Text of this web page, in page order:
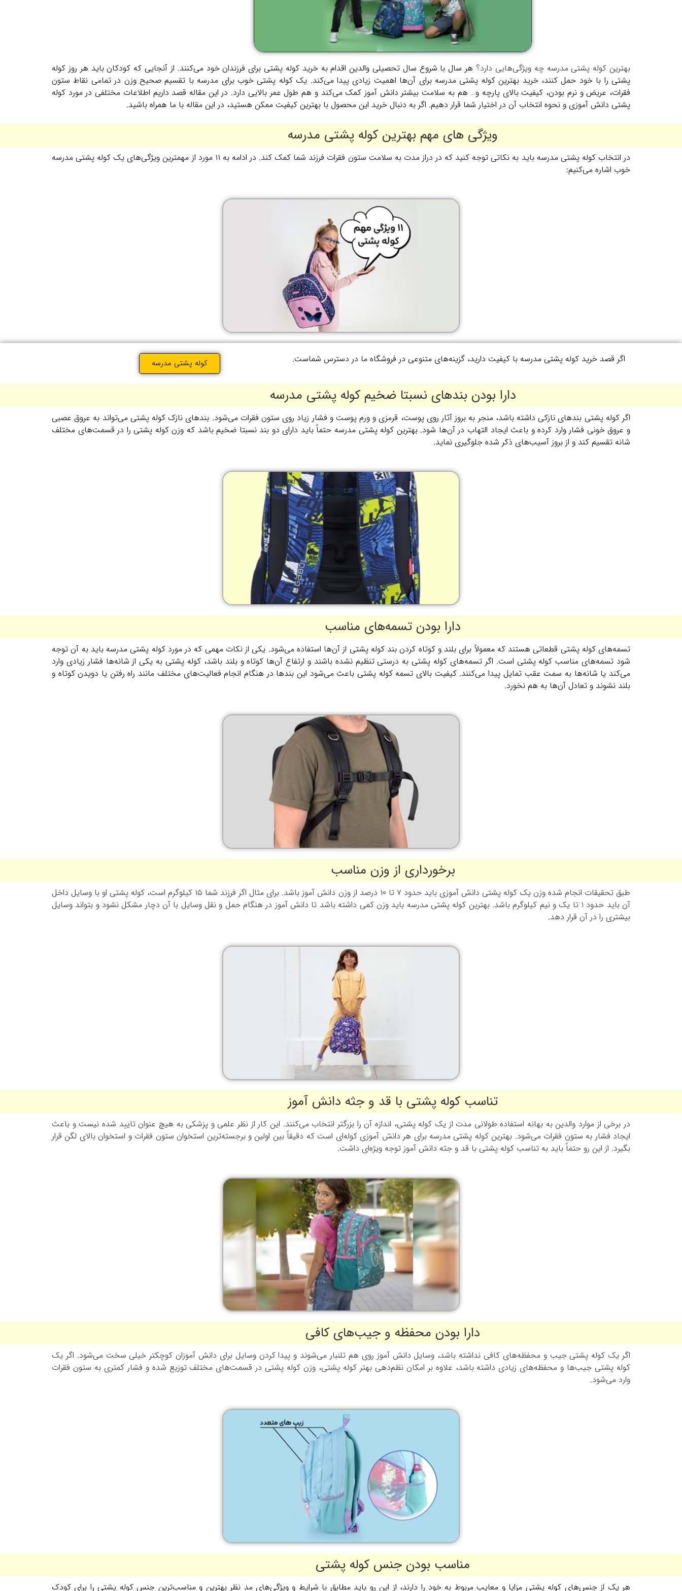
بهترین کوله پشتی مدرسه چه ویژگی‌هایی دارد؟ هر سال با شروع سال تحصیلی والدین اقدام به خرید کوله پشتی برای فرزندان خود می‌کنند.‌ از آنجایی که کودکان باید هر روز کوله
پشتی را با خود حمل کنند، خرید بهترین کوله پشتی مدرسه برای آن‌ها اهمیت زیادی پیدا می‌کند. یک کوله پشتی خوب برای مدرسه با تقسیم صحیح وزن در تمامی نقاط ستون
فقرات، عریض و نرم بودن، کیفیت بالای پارچه و… هم به سلامت بیشتر دانش آموز کمک می‌کند و هم طول عمر بالایی دارد. در این مقاله قصد داریم اطلاعات مختلفی در مورد کوله
پشتی دانش آموزی و نحوه انتخاب آن در اختیار شما قرار دهیم. اگر به دنبال خرید این محصول با بهترین کیفیت ممکن هستید، در این مقاله با ما همراه باشید.
ویژگی های مهم بهترین کوله پشتی مدرسه
در انتخاب کوله پشتی مدرسه باید به نکاتی توجه کنید که در دراز مدت به سلامت ستون فقرات فرزند شما کمک کند. در ادامه به ۱۱ مورد از مهمترین ویژگی‌های یک کوله پشتی مدرسه
خوب اشاره می‌کنیم:
اگر قصد خرید کوله پشتی مدرسه با کیفیت دارید، گزینه‌های متنوعی در فروشگاه ما در دسترس شماست. کوله پشتی مدرسه
دارا بودن بندهای نسبتا ضخیم کوله پشتی مدرسه
اگر کوله پشتی بندهای نازکی داشته باشد، منجر به بروز آثار روی پوست، قرمزی و ورم پوست و فشار زیاد روی ستون فقرات می‌شود. بندهای نازک کوله پشتی می‌تواند به عروق عصبی
و عروق خونی فشار وارد کرده و باعث ایجاد التهاب در آن‌ها شود. بهترین کوله پشتی مدرسه حتماً باید دارای دو بند نسبتا ضخیم باشد که وزن کوله پشتی را در قسمت‌های مختلف
شانه تقسیم کند و از بروز آسیب‌های ذکر شده جلوگیری نماید.
دارا بودن تسمه‌های مناسب
تسمه‌های کوله پشتی قطعاتی هستند که معمولاً برای بلند و کوتاه کردن بند کوله پشتی از آن‌ها استفاده می‌شود. یکی از نکات مهمی که در مورد کوله پشتی مدرسه باید به آن توجه
شود تسمه‌های مناسب کوله پشتی است. اگر تسمه‌های کوله پشتی به درستی تنظیم نشده باشند و ارتفاع آن‌ها کوتاه و بلند باشد، کوله پشتی به یکی از شانه‌ها فشار زیادی وارد
می‌کند یا شانه‌ها به سمت عقب تمایل پیدا می‌کنند. کیفیت بالای تسمه کوله پشتی باعث می‌شود این بندها در هنگام انجام فعالیت‌های مختلف مانند راه رفتن یا دویدن کوتاه و
بلند نشوند و تعادل آن‌ها به هم نخورد.
برخورداری از وزن مناسب
طبق تحقیقات انجام شده وزن یک کوله پشتی دانش آموزی باید حدود ۷ تا ۱۰ درصد از وزن دانش آموز باشد. برای مثال اگر فرزند شما ۱۵ کیلوگرم است، کوله پشتی او با وسایل داخل
آن باید حدود ۱ تا یک و نیم کیلوگرم باشد. بهترین کوله پشتی مدرسه باید وزن کمی داشته باشد تا دانش آموز در هنگام حمل و نقل وسایل با آن دچار مشکل نشود و بتواند وسایل
بیشتری را در آن قرار دهد.
تناسب کوله پشتی با قد و جثه دانش آموز
در برخی از موارد والدین به بهانه استفاده طولانی مدت از یک کوله پشتی، اندازه آن را بزرگتر انتخاب می‌کنند. این کار از نظر علمی و پزشکی به هیچ عنوان تایید شده نیست و باعث
ایجاد فشار به ستون فقرات می‌شود. بهترین کوله پشتی مدرسه برای هر دانش آموزی کوله‌ای است که دقیقاً بین اولین و برجسته‌ترین استخوان ستون فقرات و استخوان بالای لگن قرار
بگیرد. از این رو حتماً باید به تناسب کوله پشتی با قد و جثه دانش آموز توجه ویژه‌ای داشت.
دارا بودن محفظه و جیب‌های کافی
اگر یک کوله پشتی جیب و محفظه‌های کافی نداشته باشد، وسایل دانش آموز روی هم تلنبار می‌شوند و پیدا کردن وسایل برای دانش آموزان کوچکتر خیلی سخت می‌شود. اگر یک
کوله پشتی جیب‌ها و محفظه‌های زیادی داشته باشد، علاوه بر امکان نظم‌دهی بهتر کوله پشتی، وزن کوله پشتی در قسمت‌های مختلف توزیع شده و فشار کمتری به ستون فقرات
وارد می‌شود.
مناسب بودن جنس کوله پشتی
هر یک از جنس‌های کوله پشتی مزایا و معایب مربوط به خود را دارند، از این رو باید مطابق با شرایط و ویژگی‌های مد نظر بهترین و مناسب‌ترین جنس کوله پشتی را برای کودک